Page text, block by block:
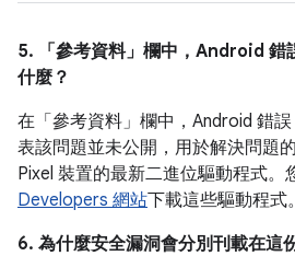
5. 「參考資料」 欄中，Android 錯
什麼？
在「參考資料」 欄中，Android 錯
表該問題並未公開，用於解決問題
Pixel 裝置的最新二進位驅動程式。
Developers 網站下載這些驅動程式。
6. 為什麼安全漏洞會分別刊載在這